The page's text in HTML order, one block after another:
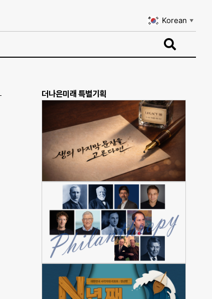
Korean ▼
더나은미래 특별기획